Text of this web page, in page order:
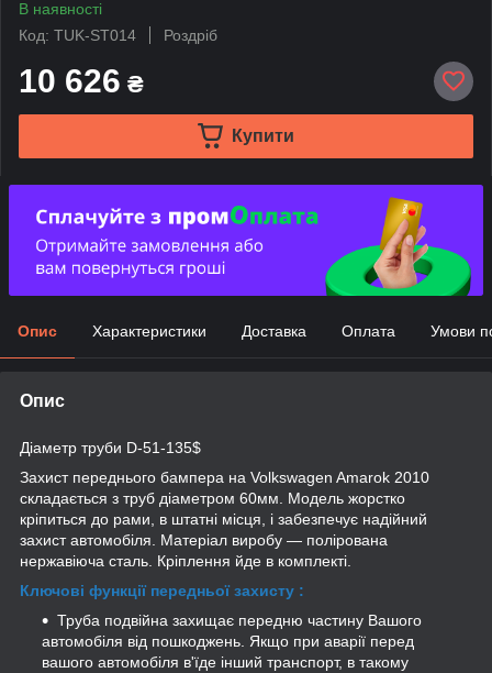
В наявності
Код: TUK-ST014
Роздріб
10 626 ₴
Купити
Опис Характеристики Доставка Оплата Умови
Опис
Діаметр труби D-51-135$
Захист переднього бампера на Volkswagen Amarok 2010
складається з труб діаметром 60мм. Модель жорстко
кріпиться до рами, в штатні місця, і забезпечує надійний
захист автомобіля. Матеріал виробу ― полірована
нержавіюча сталь. Кріплення йде в комплекті.
Ключові функції передньої захисту :
Труба подвійна захищає передню частину Вашого
автомобіля від пошкоджень. Якщо при аварії перед
вашого автомобіля в'їде інший транспорт, в такому